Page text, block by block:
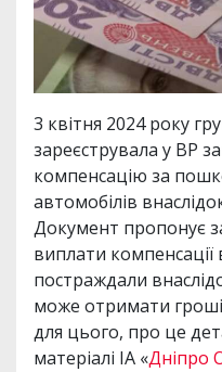
3 квітня 2024 року
зареєструвала у ВР
компенсацію за
автомобілів
Документ пропонує
виплати компенсації
постраждали
може отримати гроші
для цього, про це
матеріалі ІА «Дніпро